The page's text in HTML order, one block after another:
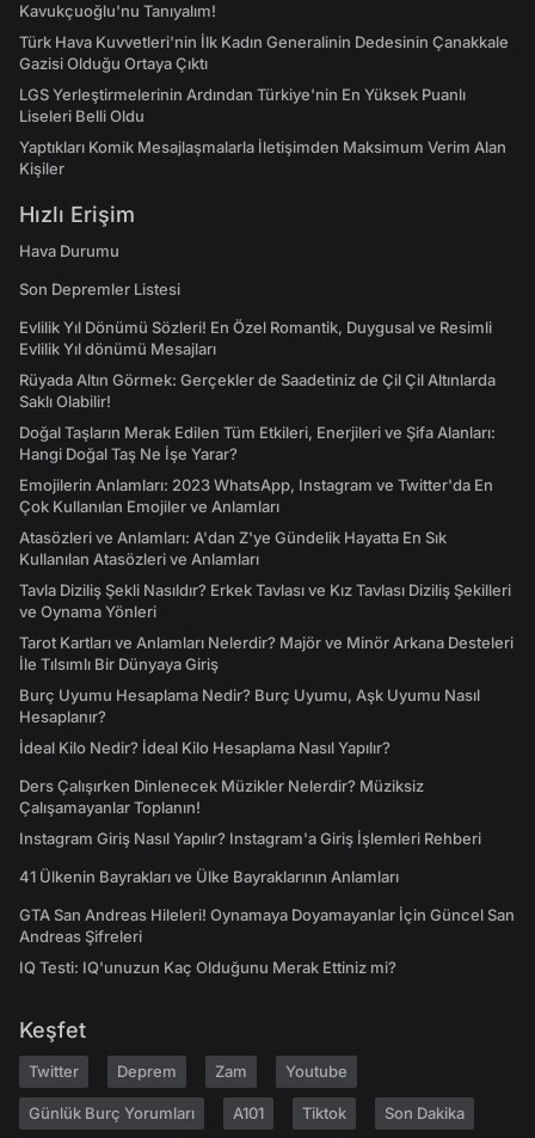
Kavukçuoğlu'nu Tanıyalım!
Türk Hava Kuvvetleri'nin İlk Kadın Generalinin Dedesinin Çanakkale
Gazisi Olduğu Ortaya Çıktı
LGS Yerleştirmelerinin Ardından Türkiye'nin En Yüksek Puanlı
Liseleri Belli Oldu
Yaptıkları Komik Mesajlaşmalarla İletişimden Maksimum Verim Alan
Kişiler
Hızlı Erişim
Hava Durumu
Son Depremler Listesi
Evlilik Yıl Dönümü Sözleri! En Özel Romantik, Duygusal ve Resimli
Evlilik Yıl dönümü Mesajları
Rüyada Altın Görmek: Gerçekler de Saadetiniz de Çil Çil Altınlarda
Saklı Olabilir!
Doğal Taşların Merak Edilen Tüm Etkileri, Enerjileri ve Şifa Alanları:
Hangi Doğal Taş Ne İşe Yarar?
Emojilerin Anlamları: 2023 WhatsApp, Instagram ve Twitter'da En
Çok Kullanılan Emojiler ve Anlamları
Atasözleri ve Anlamları: A'dan Z'ye Gündelik Hayatta En Sık
Kullanılan Atasözleri ve Anlamları
Tavla Diziliş Şekli Nasıldır? Erkek Tavlası ve Kız Tavlası Diziliş Şekilleri
ve Oynama Yönleri
Tarot Kartları ve Anlamları Nelerdir? Majör ve Minör Arkana Desteleri
İle Tılsımlı Bir Dünyaya Giriş
Burç Uyumu Hesaplama Nedir? Burç Uyumu, Aşk Uyumu Nasıl
Hesaplanır?
İdeal Kilo Nedir? İdeal Kilo Hesaplama Nasıl Yapılır?
Ders Çalışırken Dinlenecek Müzikler Nelerdir? Müziksiz
Çalışamayanlar Toplanın!
Instagram Giriş Nasıl Yapılır? Instagram'a Giriş İşlemleri Rehberi
41 Ülkenin Bayrakları ve Ülke Bayraklarının Anlamları
GTA San Andreas Hileleri! Oynamaya Doyamayanlar İçin Güncel San
Andreas Şifreleri
IQ Testi: IQ'unuzun Kaç Olduğunu Merak Ettiniz mi?
Keşfet
Twitter Deprem Zam Youtube
Günlük Burç Yorumları A101 Tiktok Son Dakika